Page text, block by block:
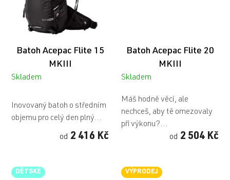
Batoh Acepac Flite 15
MKIII
hodnocení
produktu
hvězdiček.
Skladem
od 2 416 Kč
Inovovaný batoh o středním
objemu pro celý den plný...
Batoh Acepac Flite 20
MKIII
Skladem
od 2 504 Kč
Máš hodně věcí, ale
nechceš, aby tě omezovaly
při výkonu?...
DĚTSKÉ
VÝPRODEJ